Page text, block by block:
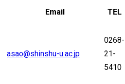
Email TEL
asao@shinshu-u.ac.jp
0268-
21-
5410